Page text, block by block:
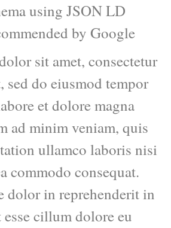
using JSON LD
by Google
sit amet, consectetur
do eiusmod tempor
et dolore magna
ad minim veniam, quis
ullamco laboris nisi
commodo consequat.
dolor in reprehenderit in
cillum dolore eu